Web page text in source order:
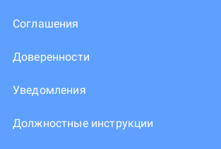
Соглашения
Доверенности
Уведомления
Должностные инструкции